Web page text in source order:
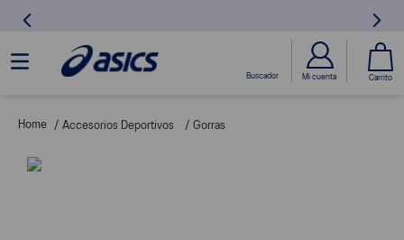
Accesorios Deportivos Gorras